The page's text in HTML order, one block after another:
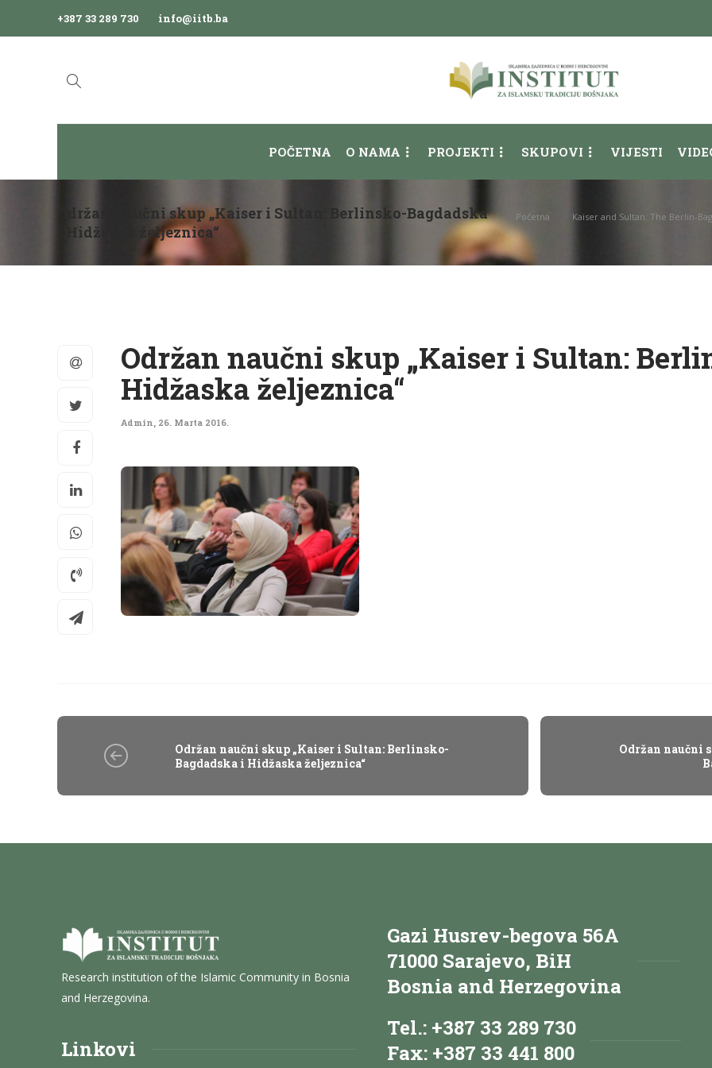
+387 33 289 730 info@iitb.ba
POČETNA O NAMA PROJEKTI SKUPOVI VIJESTI
Održan naučni skup „Kaiser i Sultan: Berlinsko-Bagdadska
i Hidžaska željeznica“
Početna Kaiser and Sultan: The Berlin-
Održan naučni skup „Kaiser i Sultan:
Hidžaska željeznica“
Admin, 26. Marta 2016.
Održan naučni skup „Kaiser i Sultan: Berlinsko-
Bagdadska i Hidžaska željeznica“
Održan naučni
Research institution of the Islamic Community in Bosnia
and Herzegovina.
Linkovi
Gazi Husrev-begova 56A
71000 Sarajevo, BiH
Bosnia and Herzegovina
Tel.: +387 33 289 730
Fax: +387 33 441 800